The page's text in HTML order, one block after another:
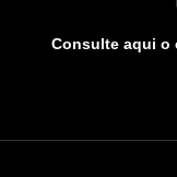
Consulte aqui o